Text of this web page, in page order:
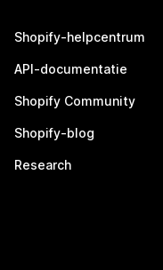
Shopify-helpcentrum
API-documentatie
Shopify Community
Shopify-blog
Research